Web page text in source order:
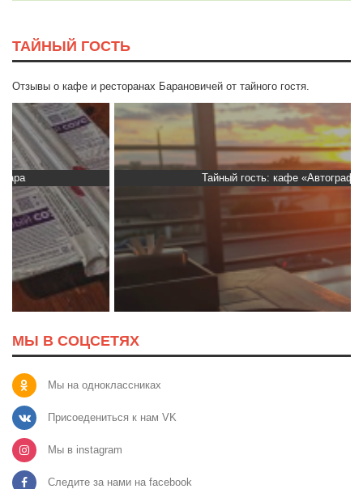
ТАЙНЫЙ ГОСТЬ
Отзывы о кафе и ресторанах Барановичей от тайного гостя.
Тайный гость: кафе «Автограф»
МЫ В СОЦСЕТЯХ
Мы на одноклассниках
Присоедениться к нам VK
Мы в instagram
Следите за нами на facebook